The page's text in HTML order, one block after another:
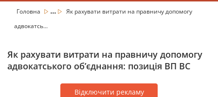
Головна ...
Як рахувати витрати на правничу допомогу
адвокатсь...
Як рахувати витрати на правничу допомогу
адвокатського обʼєднання: позиція ВП ВС
Відключити рекламу